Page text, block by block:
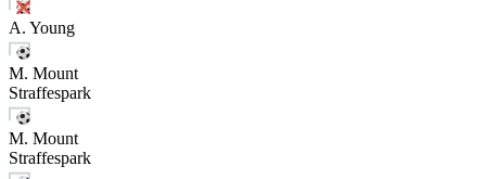
A. Young
M. Mount
Straffespark
M. Mount
Straffespark